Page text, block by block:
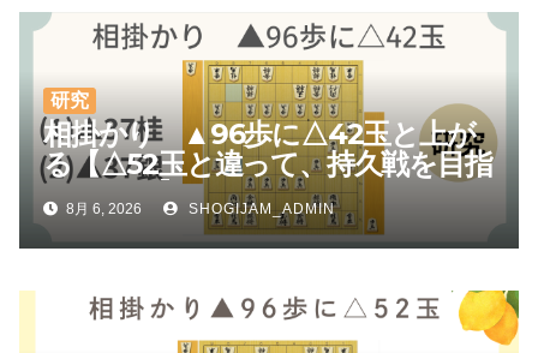
研究
相掛かり ▲96歩に△42玉と上が
る【△52玉と違って、持久戦を目指
しやすい】
8月 6, 2026 SHOGIJAM_ADMIN